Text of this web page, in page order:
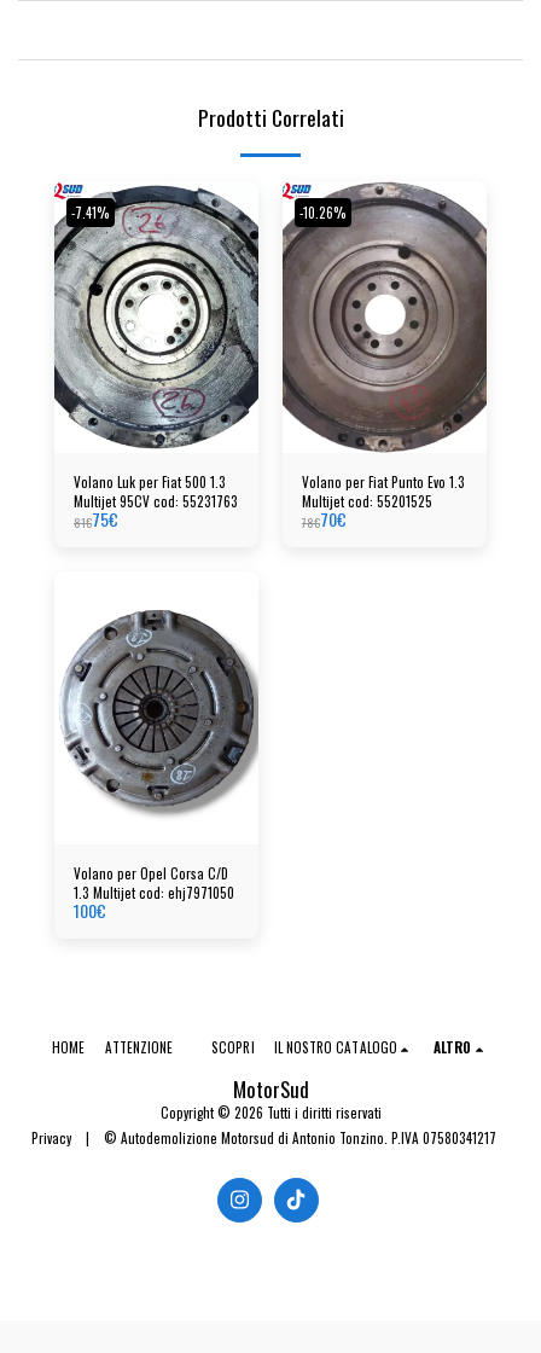
Prodotti Correlati
-7.41%
Volano Luk per Fiat 500 1.3
Multijet 95CV cod: 55231763
81€75€
-10.26%
Volano per Fiat Punto Evo 1.3
Multijet cod: 55201525
78€70€
Volano per Opel Corsa C/D
1.3 Multijet cod: ehj7971050
100€
MotorSud
Copyright © 2026 Tutti i diritti riservati
Privacy| © Autodemolizione Motorsud di Antonio Tonzino. P.IVA 07580341217
HOME ATTENZIONE SCOPRI IL NOSTRO CATALOGO ALTRO